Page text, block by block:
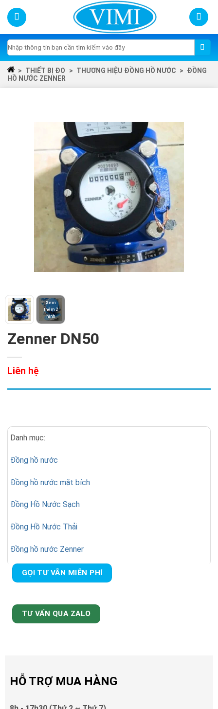
Skip
content
Tìm
kiếm:
> THIẾT BỊ ĐO > THƯƠNG HIỆU ĐỒNG HỒ NƯỚC > ĐỒNG
HỒ NƯỚC ZENNER
Xem
thêm 2
hình
Zenner DN50
Liên hệ
Danh mục:
Đồng hồ nước
Đồng hồ nước mặt bích
Đồng Hồ Nước Sạch
Đồng Hồ Nước Thải
Đồng hồ nước Zenner
GỌI TƯ VẪN MIỄN PHÍ
TƯ VẤN QUA ZALO
HỖ TRỢ MUA HÀNG